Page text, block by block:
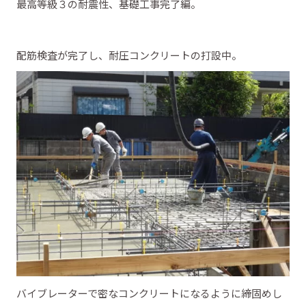
最高等級３の耐震性、基礎工事完了編。
配筋検査が完了し、耐圧コンクリートの打設中。
バイブレーターで密なコンクリートになるように締固めし